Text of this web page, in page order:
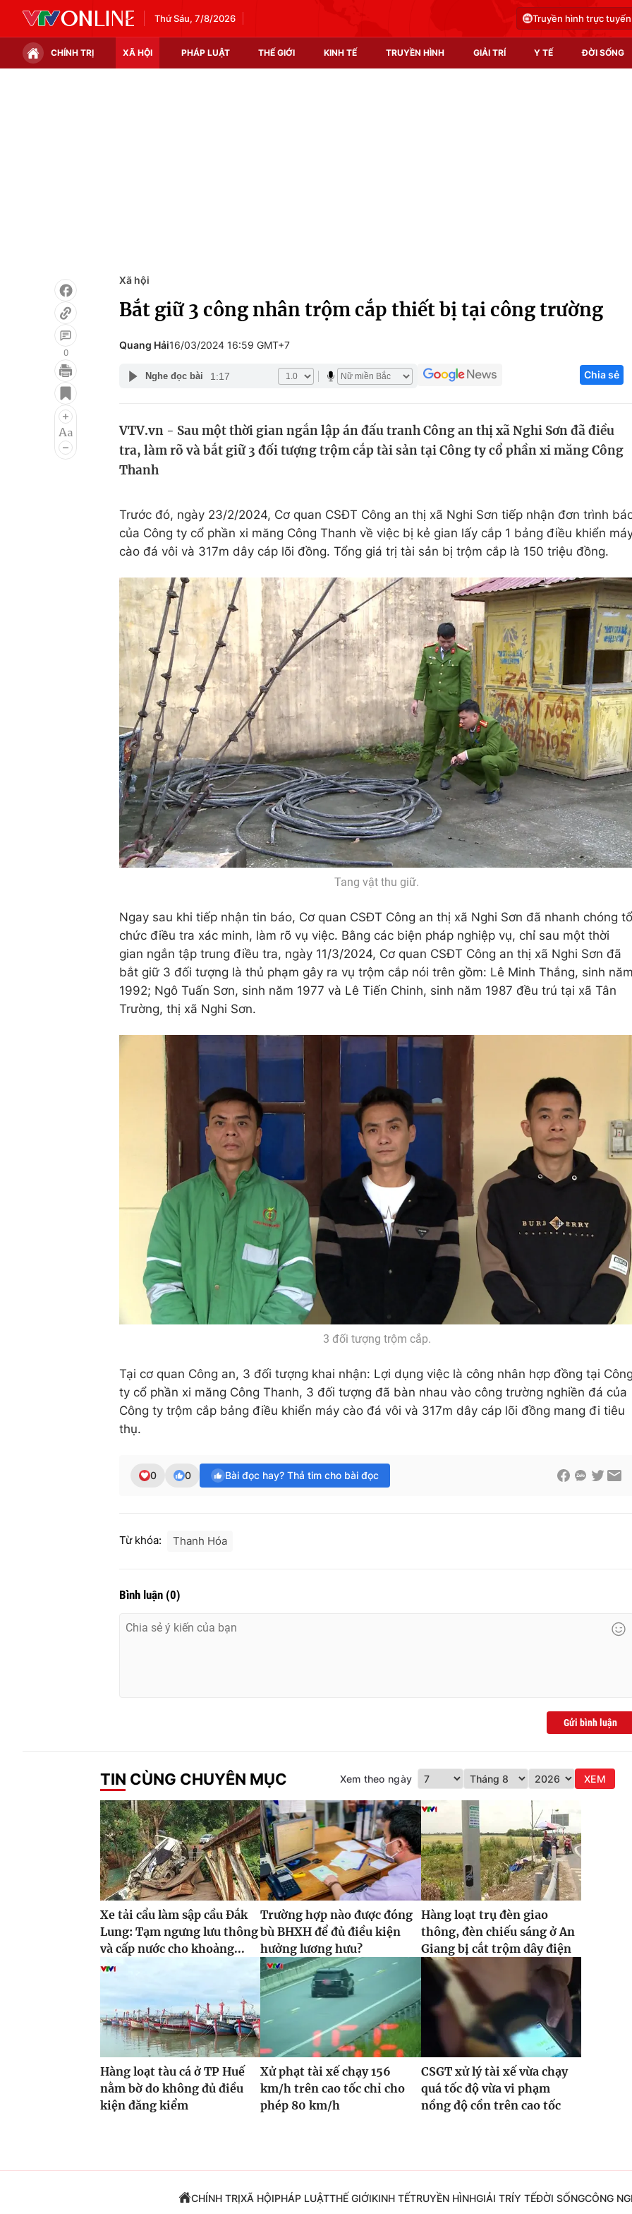
Thứ Sáu, 7/8/2026 Truyền hình trực tuyến
CHÍNH TRỊ XÃ HỘI PHÁP LUẬT THẾ GIỚI KINH TẾ TRUYỀN HÌNH GIẢI TRÍ Y TẾ ĐỜI SỐNG
Infographic
Điện ảnh
Âm nhạc
Làm đẹp
Giáo dục
Học trực tuyến
Công nghệ
Sản phẩm
0
Xã hội
Bắt giữ 3 công nhân trộm cắp thiết bị tại công trường
Quang Hải16/03/2024 16:59 GMT+7
Nghe đọc bài 1:17 Chia sẻ
VTV.vn - Sau một thời gian ngắn lập án đấu tranh Công an thị xã Nghi Sơn đã điều
tra, làm rõ và bắt giữ 3 đối tượng trộm cắp tài sản tại Công ty cổ phần xi măng Công
Thanh
Trước đó, ngày 23/2/2024, Cơ quan CSĐT Công an thị xã Nghi Sơn tiếp nhận đơn trình
của Công ty cổ phần xi măng Công Thanh về việc bị kẻ gian lấy cắp 1 bảng điều khiển
cào đá vôi và 317m dây cáp lõi đồng. Tổng giá trị tài sản bị trộm cắp là 150 triệu đồng.
Tang vật thu giữ.
Ngay sau khi tiếp nhận tin báo, Cơ quan CSĐT Công an thị xã Nghi Sơn đã nhanh chóng tổ
chức điều tra xác minh, làm rõ vụ việc. Bằng các biện pháp nghiệp vụ, chỉ sau một thời
gian ngắn tập trung điều tra, ngày 11/3/2024, Cơ quan CSĐT Công an thị xã Nghi Sơn đã
bắt giữ 3 đối tượng là thủ phạm gây ra vụ trộm cắp nói trên gồm: Lê Minh Thắng, sinh
1992; Ngô Tuấn Sơn, sinh năm 1977 và Lê Tiến Chinh, sinh năm 1987 đều trú tại xã Tân
Trường, thị xã Nghi Sơn.
3 đối tượng trộm cắp.
Tại cơ quan Công an, 3 đối tượng khai nhận: Lợi dụng việc là công nhân hợp đồng tại
ty cổ phần xi măng Công Thanh, 3 đối tượng đã bàn nhau vào công trường nghiền đá của
Công ty trộm cắp bảng điều khiển máy cào đá vôi và 317m dây cáp lõi đồng mang đi tiêu
thụ.
0 0 Bài đọc hay? Thả tim cho bài đọc
Từ khóa: Thanh Hóa
Bình luận (0)
Gửi bình luận
TIN CÙNG CHUYÊN MỤC Xem theo ngày XEM
Xe tải cẩu làm sập cầu Đắk
Lung: Tạm ngưng lưu thông
và cấp nước cho khoảng...
Trường hợp nào được đóng
bù BHXH để đủ điều kiện
hưởng lương hưu?
Hàng loạt trụ đèn giao
thông, đèn chiếu sáng ở An
Giang bị cắt trộm dây điện
Hàng loạt tàu cá ở TP Huế
nằm bờ do không đủ điều
kiện đăng kiểm
Xử phạt tài xế chạy 156
km/h trên cao tốc chỉ cho
phép 80 km/h
CSGT xử lý tài xế vừa chạy
quá tốc độ vừa vi phạm
nồng độ cồn trên cao tốc
CHÍNH TRỊXÃ HỘIPHÁP LUẬTTHẾ GIỚIKINH TẾTRUYỀN HÌNHGIẢI TRÍY TẾĐỜI SỐNGCÔNG